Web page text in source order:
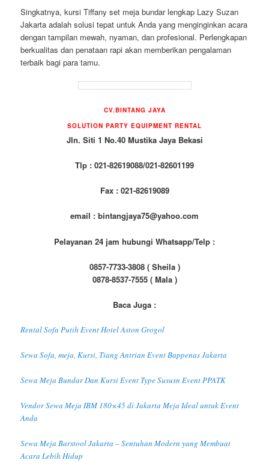
Singkatnya, kursi Tiffany set meja bundar lengkap Lazy Suzan
Jakarta adalah solusi tepat untuk Anda yang menginginkan acara
dengan tampilan mewah, nyaman, dan profesional. Perlengkapan
berkualitas dan penataan rapi akan memberikan pengalaman
terbaik bagi para tamu.
CV.BINTANG JAYA
SOLUTION PARTY EQUIPMENT RENTAL
Jln. Siti 1 No.40 Mustika Jaya Bekasi
Tlp : 021-82619088/021-82601199
Fax : 021-82619089
email : bintangjaya75@yahoo.com
Pelayanan 24 jam hubungi Whatsapp/Telp :
0857-7733-3808 ( Sheila )
0878-8537-7555 ( Mala )
Baca Juga :
Rental Sofa Putih Event Hotel Aston Grogol
Sewa Sofa, meja, Kursi, Tiang Antrian Event Bappenas Jakarta
Sewa Meja Bundar Dan Kursi Event Type Sususn Event PPATK
Vendor Sewa Meja IBM 180×45 di Jakarta Meja Ideal untuk Event
Anda
Sewa Meja Barstool Jakarta – Sentuhan Modern yang Membuat
Acara Lebih Hidup